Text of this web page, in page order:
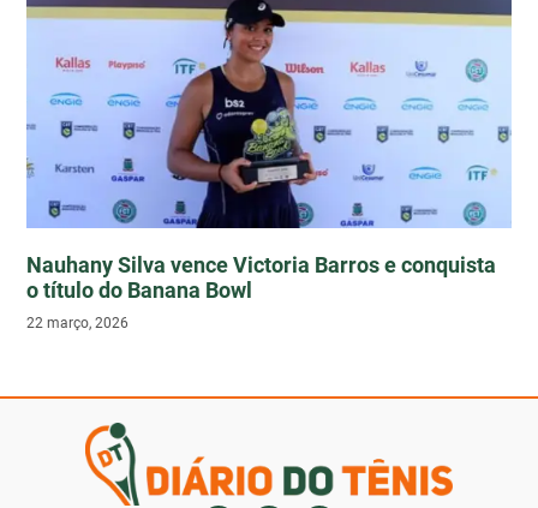
Nauhany Silva vence Victoria Barros e conquista
o título do Banana Bowl
22 março, 2026